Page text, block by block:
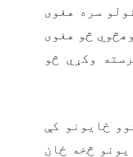
سره هغوی
څو هغوی
وکړي څو
ځایونو کې
څخه ځان